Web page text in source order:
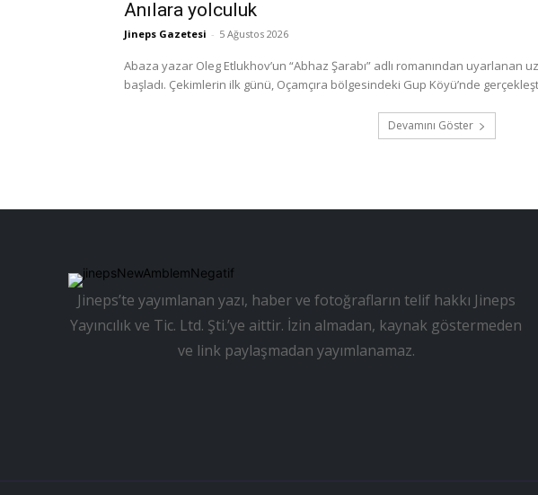
Anılara yolculuk
Jineps Gazetesi - 5 Ağustos 2026
Abaza yazar Oleg Etlukhov’un “Abhaz Şarabı” adlı romanından uyarlanan
başladı. Çekimlerin ilk günü, Oçamçıra bölgesindeki Gup Köyü’nde
Devamını Göster
Jineps’te yayımlanan yazı, haber ve fotoğrafların telif hakkı Jineps
Yayıncılık ve Tic. Ltd. Şti.’ye aittir. İzin almadan, kaynak göstermeden
ve link paylaşmadan yayımlanamaz.